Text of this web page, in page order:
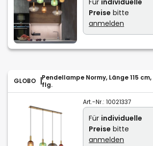
Preise bitte
anmelden
GLOBO
Pendellampe Normy, Länge 115
flg.
Art.-Nr.: 10021337
Für individuelle
Preise bitte
anmelden